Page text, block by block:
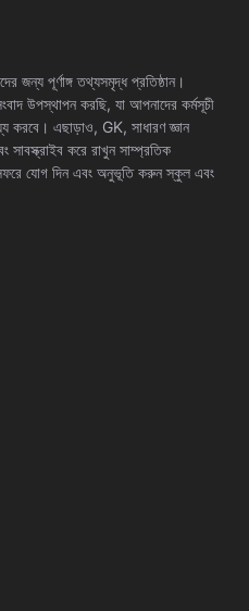
পূর্ণাঙ্গ তথ্যসমৃদ্ধ প্রতিষ্ঠান।
উপস্থাপন করছি, যা আপনাদের কর্মসূচী
করবে। এছাড়াও, GK, সাধারণ জ্ঞান
করে রাখুন সাম্প্রতিক
যোগ দিন এবং অনুভূতি করুন স্কুল এবং